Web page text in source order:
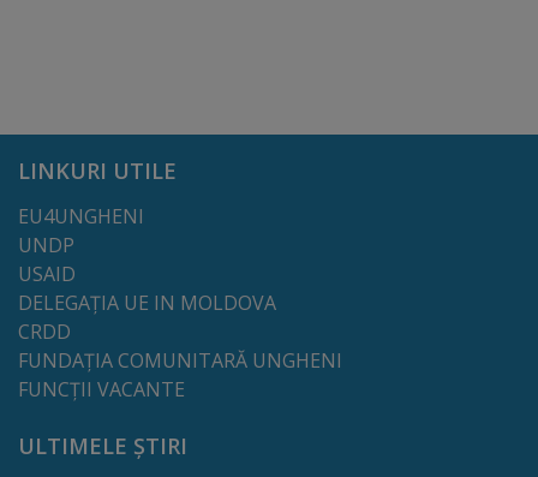
copiilor
în
grădiniță/Plăți
Înterprinderi
municipale
Comgaz-
Plus
LINKURI UTILE
EU4UNGHENI
UNDP
USAID
DELEGAȚIA UE IN MOLDOVA
CRDD
FUNDAȚIA COMUNITARĂ UNGHENI
FUNCȚII VACANTE
ULTIMELE ȘTIRI